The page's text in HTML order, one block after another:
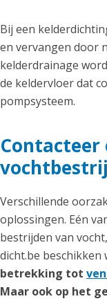
Bij een
en vervangen door
kelderdrainage
de keldervloer dat
pompsysteem.
Contacteer
Verschillende
oplossingen. Eén
bestrijden van
dicht.be beschikken
betrekking tot
Maar ook op het